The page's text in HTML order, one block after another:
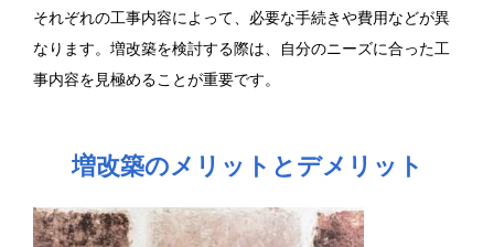
それぞれの工事内容によって、必要な手続きや費用などが異
なります。増改築を検討する際は、自分のニーズに合った工
事内容を見極めることが重要です。
増改築のメリットとデメリット